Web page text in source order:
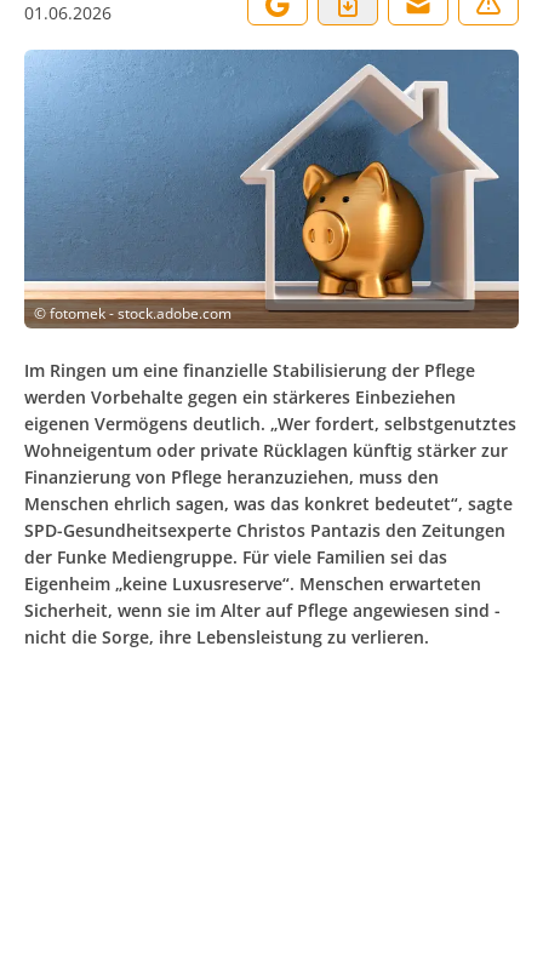
01.06.2026
©fotomek - stock.adobe.com
Im Ringen um eine finanzielle Stabilisierung der Pflege
werden Vorbehalte gegen ein stärkeres Einbeziehen
eigenen Vermögens deutlich. „Wer fordert, selbstgenutztes
Wohneigentum oder private Rücklagen künftig stärker zur
Finanzierung von Pflege heranzuziehen, muss den
Menschen ehrlich sagen, was das konkret bedeutet“, sagte
SPD-Gesundheitsexperte Christos Pantazis den Zeitungen
der Funke Mediengruppe. Für viele Familien sei das
Eigenheim „keine Luxusreserve“. Menschen erwarteten
Sicherheit, wenn sie im Alter auf Pflege angewiesen sind -
nicht die Sorge, ihre Lebensleistung zu verlieren.